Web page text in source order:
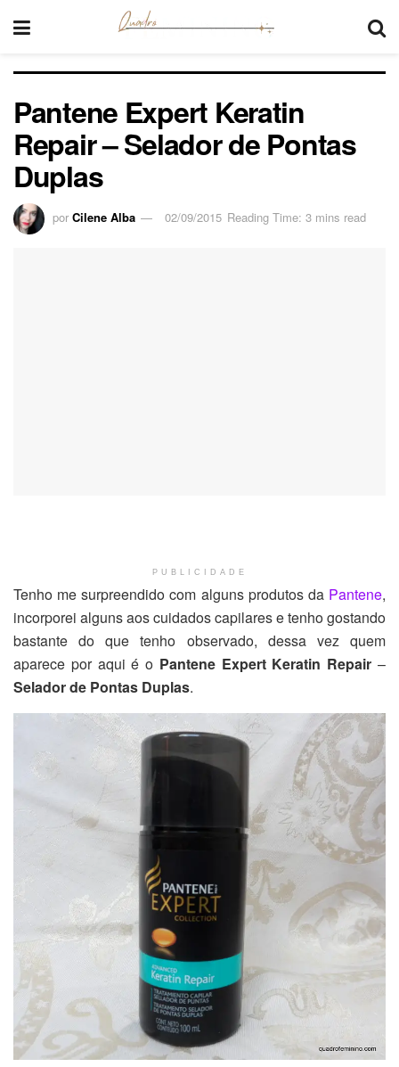
Pantene Expert Keratin
Repair – Selador de Pontas
Duplas
por Cilene Alba 02/09/2015 Reading Time: 3 mins read
PUBLICIDADE
Tenho me surpreendido com alguns produtos da Pantene,
incorporei alguns aos cuidados capilares e tenho gostando
bastante do que tenho observado, dessa vez quem
aparece por aqui é o Pantene Expert Keratin Repair –
Selador de Pontas Duplas.